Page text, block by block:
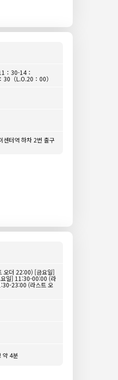
：30-14：
（L.O.20：00）
센터역 하차 2번 출구
오더 22:00) [금요일]
일] 11:30-00:00 (라
23:00 (라스트 오
약 4분